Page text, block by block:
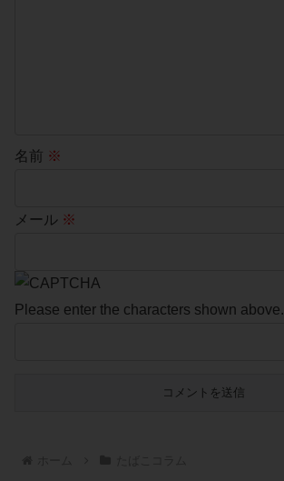
名前 ※
メール ※
Please enter the characters shown above.